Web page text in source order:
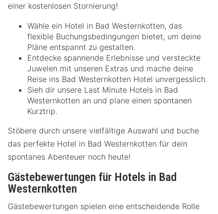
einer kostenlosen Stornierung!
Wähle ein Hotel in Bad Westernkotten, das
flexible Buchungsbedingungen bietet, um deine
Pläne entspannt zu gestalten.
Entdecke spannende Erlebnisse und versteckte
Juwelen mit unseren Extras und mache deine
Reise ins Bad Westernkotten Hotel unvergesslich.
Sieh dir unsere Last Minute Hotels in Bad
Westernkotten an und plane einen spontanen
Kurztrip.
Stöbere durch unsere vielfältige Auswahl und buche
das perfekte Hotel in Bad Westernkotten für dein
spontanes Abenteuer noch heute!
Gästebewertungen für Hotels in Bad
Westernkotten
Gästebewertungen spielen eine entscheidende Rolle